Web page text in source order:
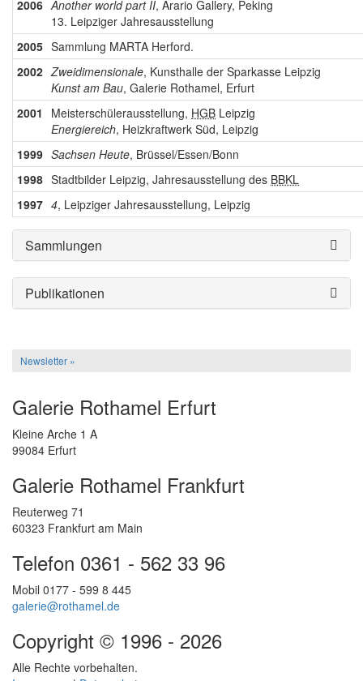
2006 Another world part II, Arario Gallery, Peking
13. Leipziger Jahresausstellung
2005 Sammlung MARTA Herford.
2002 Zweidimensionale, Kunsthalle der Sparkasse Leipzig
Kunst am Bau, Galerie Rothamel, Erfurt
2001
Meisterschülerausstellung, HGB Leipzig
Energiereich, Heizkraftwerk Süd, Leipzig
1999 Sachsen Heute, Brüssel/Essen/Bonn
1998 Stadtbilder Leipzig, Jahresausstellung des BBKL
1997 4, Leipziger Jahresausstellung, Leipzig
Sammlungen
Publikationen
Newsletter »
Galerie Rothamel Erfurt
Kleine Arche 1 A
99084 Erfurt
Galerie Rothamel Frankfurt
Reuterweg 71
60323 Frankfurt am Main
Telefon 0361 - 562 33 96
Mobil 0177 - 599 8 445
galerie@rothamel.de
Copyright © 1996 - 2026
Alle Rechte vorbehalten.